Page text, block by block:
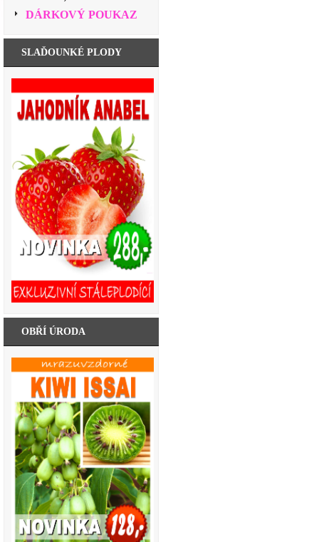
DÁRKOVÝ POUKAZ
SLAĎOUNKÉ PLODY
OBŘÍ ÚRODA